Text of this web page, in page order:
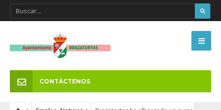
CONTÁCTENOS